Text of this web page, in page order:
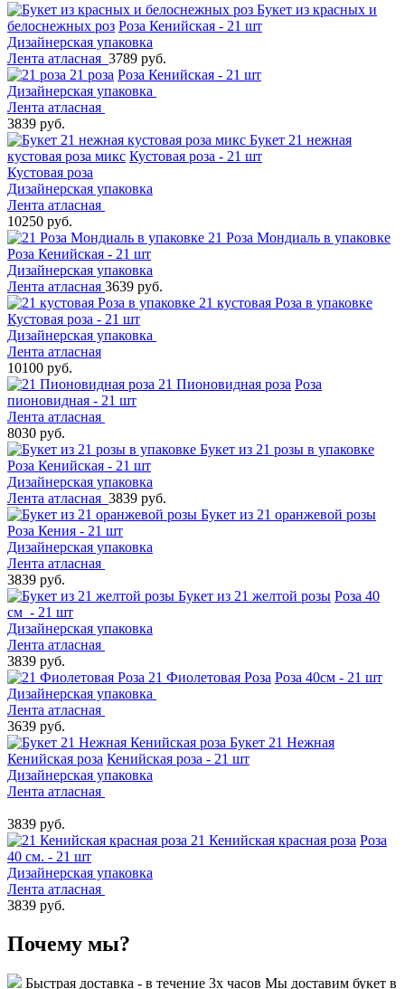
Букет из красных и
белоснежных роз Роза Кенийская - 21 шт
Дизайнерская упаковка
Лента атласная 3789 руб.
21 роза Роза Кенийская - 21 шт
Дизайнерская упаковка
Лента атласная
3839 руб.
Букет 21 нежная
кустовая роза микс Кустовая роза - 21 шт
Кустовая роза
Дизайнерская упаковка
Лента атласная
10250 руб.
21 Роза Мондиаль в упаковке
Роза Кенийская - 21 шт
Дизайнерская упаковка
Лента атласная 3639 руб.
21 кустовая Роза в упаковке
Кустовая роза - 21 шт
Дизайнерская упаковка
Лента атласная
10100 руб.
21 Пионовидная роза Роза
пионовидная - 21 шт
Лента атласная
8030 руб.
Букет из 21 розы в упаковке
Роза Кенийская - 21 шт
Дизайнерская упаковка
Лента атласная 3839 руб.
Букет из 21 оранжевой розы
Роза Кения - 21 шт
Дизайнерская упаковка
Лента атласная
3839 руб.
Букет из 21 желтой розы Роза 40
см - 21 шт
Дизайнерская упаковка
Лента атласная
3839 руб.
21 Фиолетовая Роза Роза 40см - 21 шт
Дизайнерская упаковка
Лента атласная
3639 руб.
Букет 21 Нежная
Кенийская роза Кенийская роза - 21 шт
Дизайнерская упаковка
Лента атласная
3839 руб.
21 Кенийская красная роза Роза
40 см. - 21 шт
Дизайнерская упаковка
Лента атласная
3839 руб.
Почему мы?
Быстрая доставка - в течение 3х часов Мы доставим букет в